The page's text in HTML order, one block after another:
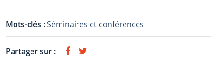
Mots-clés :Séminaires et conférences
Partager sur :